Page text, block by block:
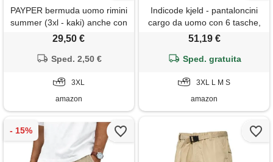
PAYPER bermuda uomo rimini
summer (3xl - kaki) anche con
ricamo e stampa
29,50 €
Sped. 2,50 €
3XL
amazon
Indicode kjeld - pantaloncini
cargo da uomo con 6 tasche,
inclusa cintura in tessuto, in
corti bermuda estivi,
pantaloni cargo corti estivi per
51,19 €
Sped. gratuita
3XL L M S
amazon